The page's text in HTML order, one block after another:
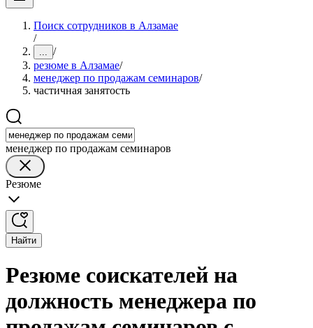
Поиск сотрудников в Алзамае
/
... /
резюме в Алзамае/
менеджер по продажам семинаров/
частичная занятость
менеджер по продажам семинаров
Резюме
Найти
Резюме соискателей на
должность менеджера по